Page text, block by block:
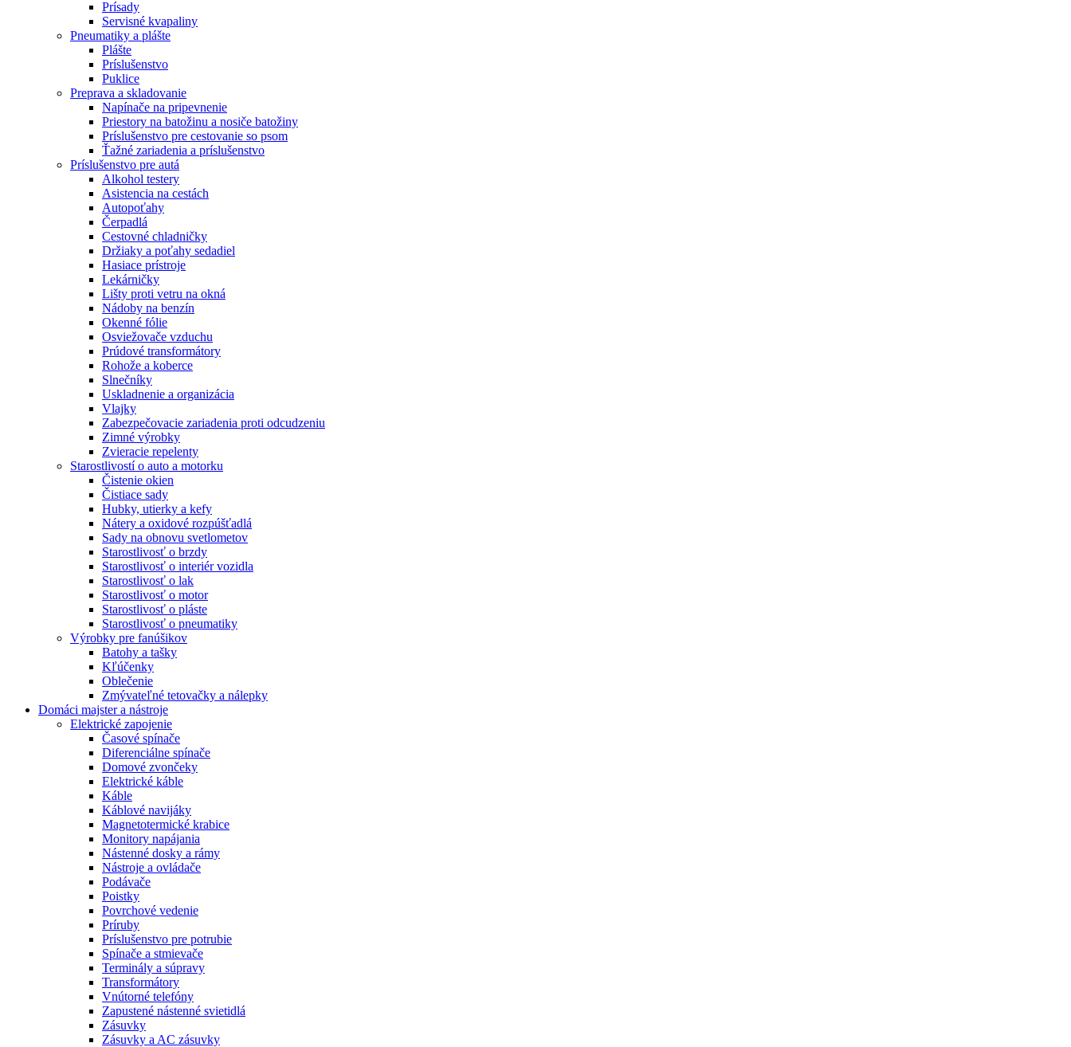
Prísady
Servisné kvapaliny
Pneumatiky a plášte
Plášte
Príslušenstvo
Puklice
Preprava a skladovanie
Napínače na pripevnenie
Priestory na batožinu a nosiče batožiny
Príslušenstvo pre cestovanie so psom
Ťažné zariadenia a príslušenstvo
Príslušenstvo pre autá
Alkohol testery
Asistencia na cestách
Autopoťahy
Čerpadlá
Cestovné chladničky
Držiaky a poťahy sedadiel
Hasiace prístroje
Lekárničky
Lišty proti vetru na okná
Nádoby na benzín
Okenné fólie
Osviežovače vzduchu
Prúdové transformátory
Rohože a koberce
Slnečníky
Uskladnenie a organizácia
Vlajky
Zabezpečovacie zariadenia proti odcudzeniu
Zimné výrobky
Zvieracie repelenty
Starostlivostí o auto a motorku
Čistenie okien
Čistiace sady
Hubky, utierky a kefy
Nátery a oxidové rozpúšťadlá
Sady na obnovu svetlometov
Starostlivosť o brzdy
Starostlivosť o interiér vozidla
Starostlivosť o lak
Starostlivosť o motor
Starostlivosť o pláste
Starostlivosť o pneumatiky
Výrobky pre fanúšikov
Batohy a tašky
Kľúčenky
Oblečenie
Zmývateľné tetovačky a nálepky
Domáci majster a nástroje
Elektrické zapojenie
Časové spínače
Diferenciálne spínače
Domové zvončeky
Elektrické káble
Káble
Káblové navijáky
Magnetotermické krabice
Monitory napájania
Nástenné dosky a rámy
Nástroje a ovládače
Podávače
Poistky
Povrchové vedenie
Príruby
Príslušenstvo pre potrubie
Spínače a stmievače
Terminály a súpravy
Transformátory
Vnútorné telefóny
Zapustené nástenné svietidlá
Zásuvky
Zásuvky a AC zásuvky